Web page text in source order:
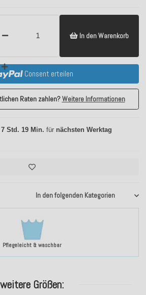
Pflegeleicht & waschbar
In den folgenden Kategorien
In den Warenkorb
Consent erteilen
Raten zahlen?Weitere Informationen
7 Std. 19 Min. für nächsten Werktag
weitere Größen: